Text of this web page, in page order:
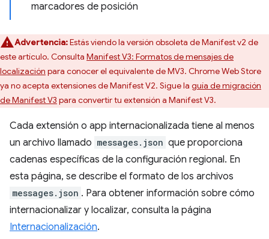
marcadores de posición
Advertencia:Estás viendo la versión obsoleta de Manifest v2 de
este artículo. Consulta Manifest V3: Formatos de mensajes de
localización para conocer el equivalente de MV3. Chrome Web Store
ya no acepta extensiones de Manifest V2. Sigue la guía de migración
de Manifest V3 para convertir tu extensión a Manifest V3.
Cada extensión o app internacionalizada tiene al menos
un archivo llamado messages.json que proporciona
cadenas específicas de la configuración regional. En
esta página, se describe el formato de los archivos
messages.json . Para obtener información sobre cómo
internacionalizar y localizar, consulta la página
Internacionalización.